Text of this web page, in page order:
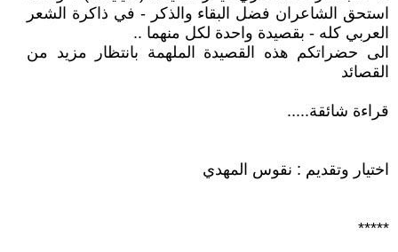
استحق الشاعران فضل البقاء والذكر - في ذاكرة الشعر
العربي كله - بقصيدة واحدة لكل منهما ..
الى حضراتكم هذه القصيدة الملهمة بانتظار مزيد من
القصائد
قراءة شائقة.....
اختيار وتقديم : نقوس المهدي
*****